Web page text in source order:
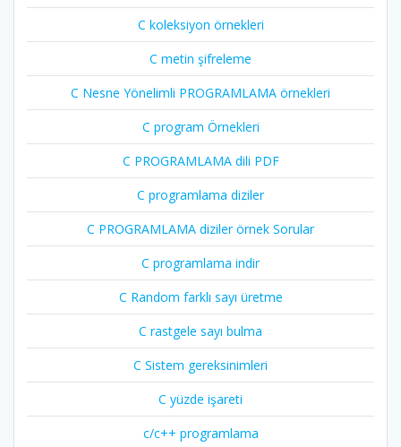
C koleksiyon örnekleri
C metin şifreleme
C Nesne Yönelimli PROGRAMLAMA örnekleri
C program Örnekleri
C PROGRAMLAMA dili PDF
C programlama diziler
C PROGRAMLAMA diziler örnek Sorular
C programlama indir
C Random farklı sayı üretme
C rastgele sayı bulma
C Sistem gereksinimleri
C yüzde işareti
c/c++ programlama